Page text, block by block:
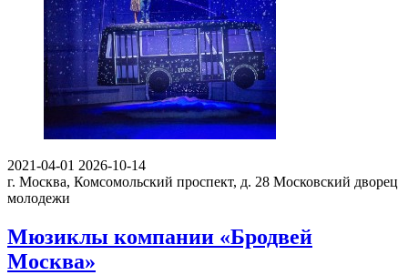
2021-04-01 2026-10-14
г. Москва, Комсомольский проспект, д. 28 Московский дворец
молодежи
Мюзиклы компании «Бродвей
Москва»